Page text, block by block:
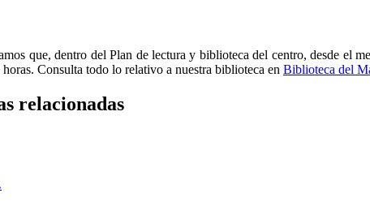
que, dentro del Plan de lectura y biblioteca del centro, desde el
horas. Consulta todo lo relativo a nuestra biblioteca en Biblioteca del
relacionadas